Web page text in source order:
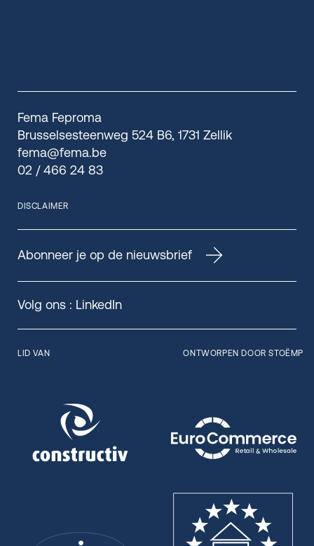
Fema Feproma
Brusselsesteenweg 524 B6, 1731 Zellik
fema@fema.be
02 / 466 24 83
DISCLAIMER
Abonneer je op de nieuwsbrief
Volg ons : LinkedIn
LID VAN ONTWORPEN DOOR STOËMP